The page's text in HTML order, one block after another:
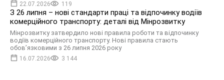
22.07.2026 119
З 26 липня – нові стандарти праці та відпочинку водіїв
комерційного транспорту: деталі від Мінрозвитку
Мінрозвитку затвердило нові правила роботи та відпочинку
водіїв комерційного транспорту. Нові правила стають
обовʼязковими з 26 липня 2026 року
16.07.2026 3 144